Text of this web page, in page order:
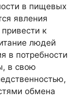
в пищевых
явления
к
людей
в потребности
в свою
обмена